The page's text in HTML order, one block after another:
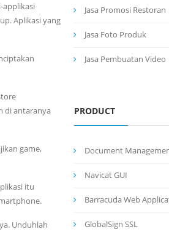
applikasi
Aplikasi yang
di antaranya
game,
itu
Unduhlah
Jasa Promosi Restoran
Jasa Foto Produk
Jasa Pembuatan Video
PRODUCT
Document
Navicat GUI
Barracuda Web
GlobalSign SSL